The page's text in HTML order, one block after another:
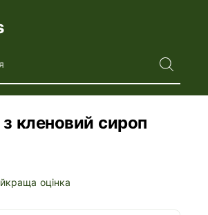
з кленовий сироп
оцінка